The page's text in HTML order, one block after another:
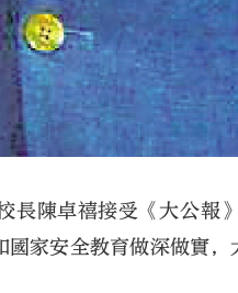
長陳卓禧接受《大公報
家安全教育做深做實